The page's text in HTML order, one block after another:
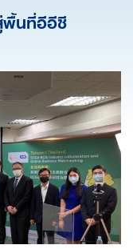
พื้นที่อีอีซี